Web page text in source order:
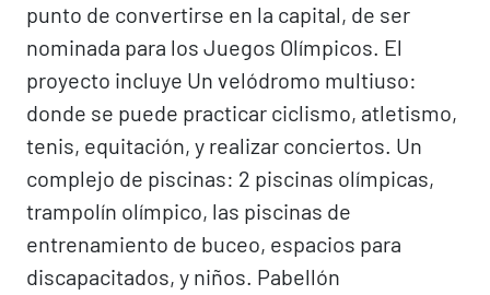
punto de convertirse en la capital, de ser
nominada para los Juegos Olímpicos. El
proyecto incluye Un velódromo multiuso:
donde se puede practicar ciclismo, atletismo,
tenis, equitación, y realizar conciertos. Un
complejo de piscinas: 2 piscinas olímpicas,
trampolín olímpico, las piscinas de
entrenamiento de buceo, espacios para
discapacitados, y niños. Pabellón